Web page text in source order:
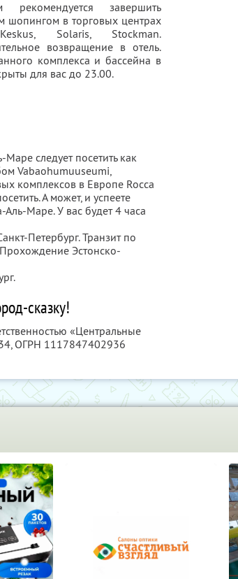
рекомендуется завершить
шопингом в торговых центрах
Solaris, Stockman.
возвращение в отель.
комплекса и бассейна в
для вас до 23.00.
следует посетить как
Vabaohumuuseumi,
комплексов в Европе Rocca
А может, и успеете
Аль-Маре. У вас будет 4 часа
Петербург. Транзит по
Эстонско-
сказку!
«Центральные
, ОГРН 1117847402936